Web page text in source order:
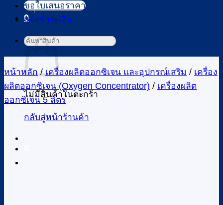
0
ไม่มีสินค้าในตะกร้า
กลับสู่หน้าร้านค้า
ขอใบเสนอราคา
แจ้งชำระเงิน
ค้นหา:
หน้าหลัก / เครื่องผลิตออกซิเจน และอุปกรณ์เสริม / เครื่อง
ผลิตออกซิเจน (Oxygen Concentrator) / เครื่องผลิต
ออกซิเจน 5 ลิตร